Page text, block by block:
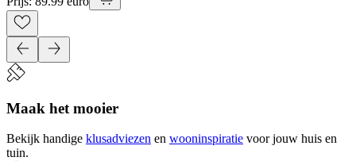
Maak het mooier
Bekijk handige klusadviezen en wooninspiratie voor jouw huis en
tuin.